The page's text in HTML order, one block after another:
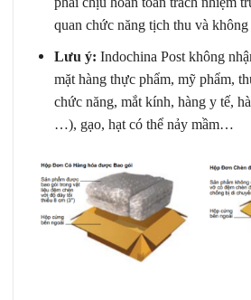
quan chức năng tịch thu và
Lưu ý: Indochina Post không
mặt hàng thực phẩm, mỹ phẩm,
chức năng, mắt kính, hàng y tế,
…), gạo, hạt có thể nảy mầm…